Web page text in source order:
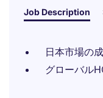
Job Description
日本市場の
グローバル